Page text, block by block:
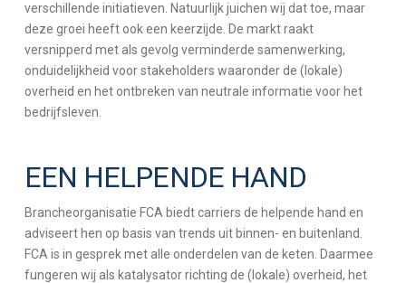
verschillende initiatieven. Natuurlijk juichen wij dat toe, maar
deze groei heeft ook een keerzijde. De markt raakt
versnipperd met als gevolg verminderde samenwerking,
onduidelijkheid voor stakeholders waaronder de (lokale)
overheid en het ontbreken van neutrale informatie voor het
bedrijfsleven.
EEN HELPENDE HAND
Brancheorganisatie FCA biedt carriers de helpende hand en
adviseert hen op basis van trends uit binnen- en buitenland.
FCA is in gesprek met alle onderdelen van de keten. Daarmee
fungeren wij als katalysator richting de (lokale) overheid, het